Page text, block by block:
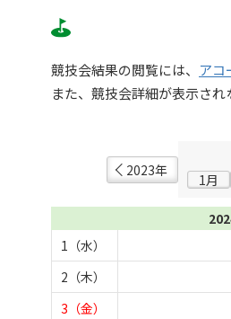
競技会結果の閲覧には、 アコ
また、競技会詳細が表示さ
2023年
1月
1（水）
2（木）
3（金）